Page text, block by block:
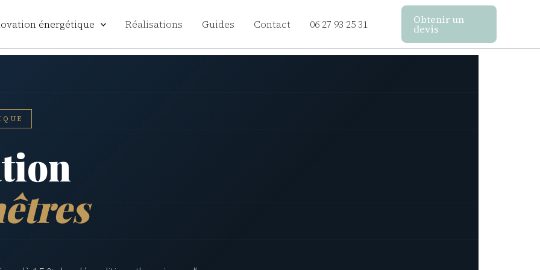
énergétique Réalisations Guides Contact 06 27 93 25 31 Obtenir un
devis